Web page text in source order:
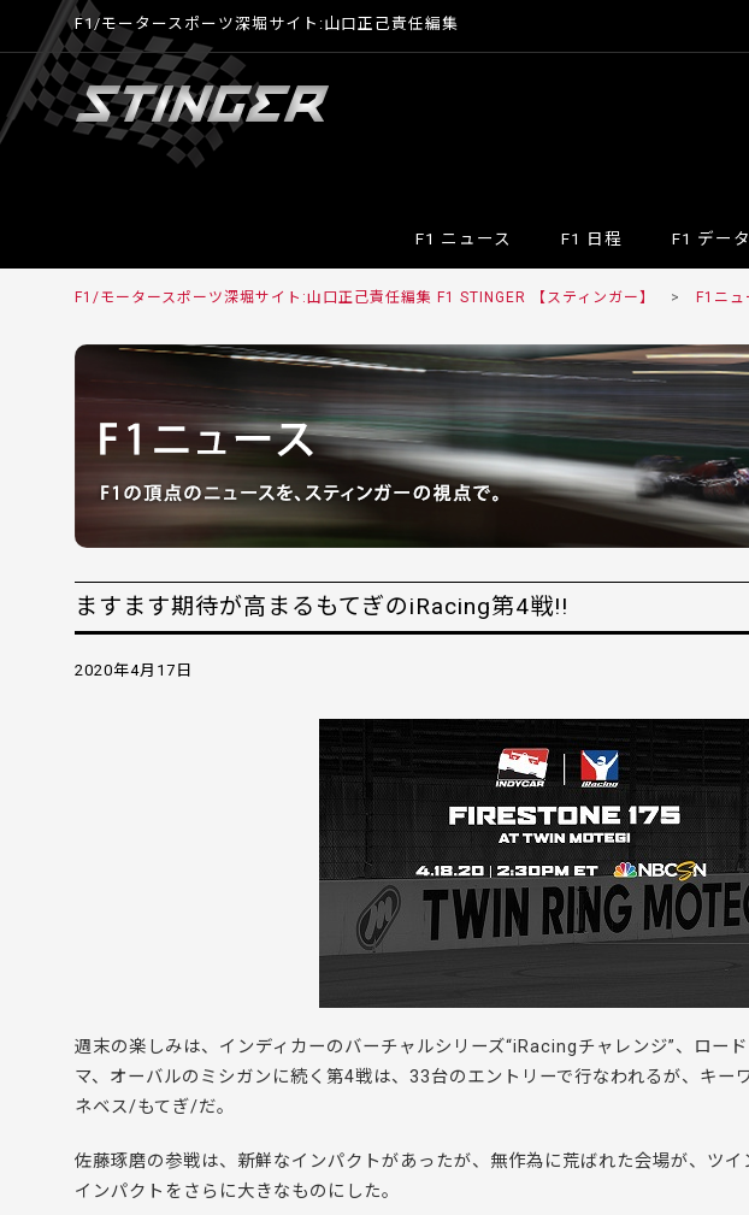
F1/モータースポーツ深堀サイト:山口正己責任編集
F1 ニュース F1 日程 F1 データ
F1/モータースポーツ深堀サイト:山口正己責任編集 F1 STINGER 【スティンガー】 > F1ニュ
ますます期待が高まるもてぎのiRacing第4戦!!
2020年4月17日
週末の楽しみは、インディカーのバーチャルシリーズ“iRacingチャレンジ”、ロー
マ、オーバルのミシガンに続く第4戦は、33台のエントリーで行なわれるが、キー
ネベス/もてぎ/だ。
佐藤琢磨の参戦は、新鮮なインパクトがあったが、無作為に荒ばれた会場が、ツ
インパクトをさらに大きなものにした。